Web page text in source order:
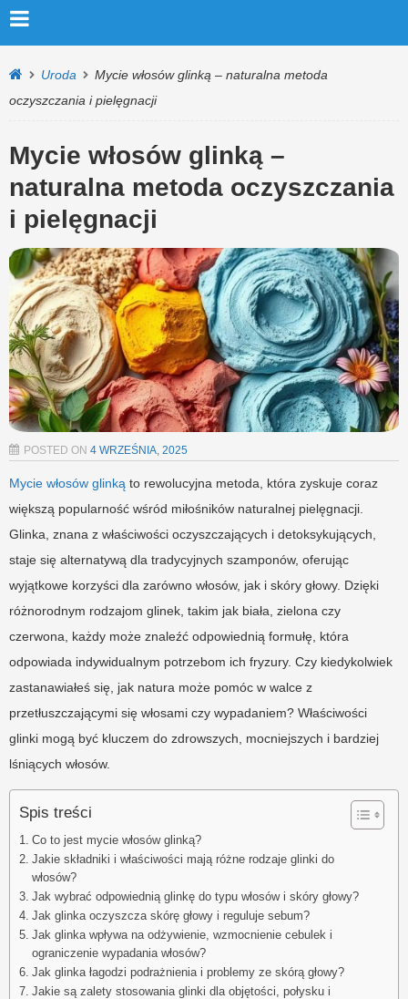
Uroda
Mycie włosów glinką – naturalna metoda
oczyszczania i pielęgnacji
Mycie włosów glinką –
naturalna metoda oczyszczania
i pielęgnacji
POSTED ON 4 WRZEŚNIA, 2025
Mycie włosów glinką to rewolucyjna metoda, która zyskuje coraz
większą popularność wśród miłośników naturalnej pielęgnacji.
Glinka, znana z właściwości oczyszczających i detoksykujących,
staje się alternatywą dla tradycyjnych szamponów, oferując
wyjątkowe korzyści dla zarówno włosów, jak i skóry głowy. Dzięki
różnorodnym rodzajom glinek, takim jak biała, zielona czy
czerwona, każdy może znaleźć odpowiednią formułę, która
odpowiada indywidualnym potrzebom ich fryzury. Czy kiedykolwiek
zastanawiałeś się, jak natura może pomóc w walce z
przetłuszczającymi się włosami czy wypadaniem? Właściwości
glinki mogą być kluczem do zdrowszych, mocniejszych i bardziej
lśniących włosów.
Spis treści
Co to jest mycie włosów glinką?
Jakie składniki i właściwości mają różne rodzaje glinki do
włosów?
Jak wybrać odpowiednią glinkę do typu włosów i skóry głowy?
Jak glinka oczyszcza skórę głowy i reguluje sebum?
Jak glinka wpływa na odżywienie, wzmocnienie cebulek i
ograniczenie wypadania włosów?
Jak glinka łagodzi podrażnienia i problemy ze skórą głowy?
Jakie są zalety stosowania glinki dla objętości, połysku i